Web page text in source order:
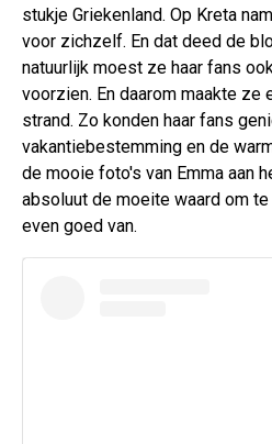
stukje Griekenland. Op Kreta
voor zichzelf. En dat deed de
natuurlijk moest ze haar fans
voorzien. En daarom maakte ze
strand. Zo konden haar fans
vakantiebestemming en de
de mooie foto's van Emma aan
absoluut de moeite waard om
even goed van.